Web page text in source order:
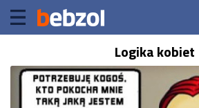
Logika kobiet